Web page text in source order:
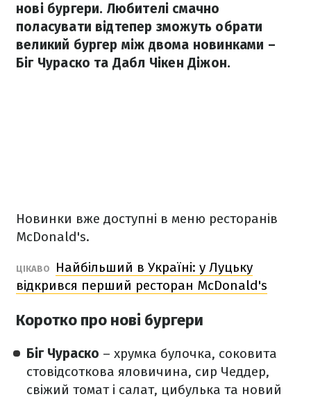
нові бургери. Любителі смачно
поласувати відтепер зможуть обрати
великий бургер між двома новинками –
Біг Чураско та Дабл Чікен Діжон.
Новинки вже доступні в меню ресторанів
McDonald's.
ЦІКАВО
Найбільший в Україні: у Луцьку
відкрився перший ресторан McDonald's
Коротко про нові бургери
Біг Чураско – хрумка булочка, соковита
стовідсоткова яловичина, сир Чеддер,
свіжий томат і салат, цибулька та новий